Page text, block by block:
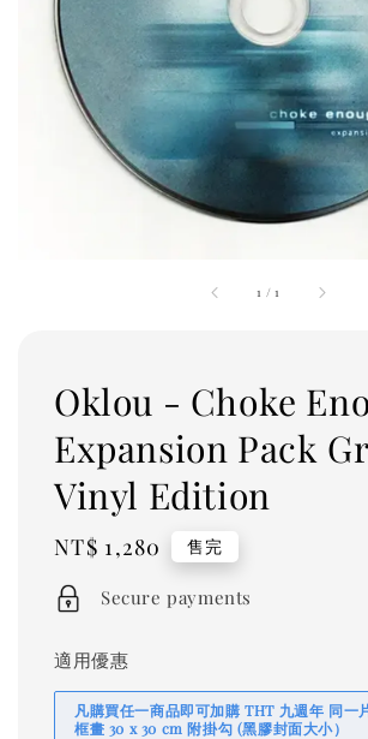
1 /1
Oklou - Choke
Expansion Pack
Vinyl Edition
Regular
price
NT$ 1,280 售完
Secure payments
適用優惠
凡購買任一商品即可加購 THT 九週年 同一
框畫 30 x 30 cm 附掛勾 (黑膠封面大小）